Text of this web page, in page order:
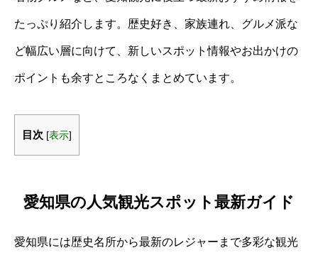
たっぷり紹介します。歴史好き、家族連れ、グルメ派な
ど幅広い層に向けて、新しいスポット情報やお出かけの
ポイントも余すところなくまとめています。
目次 [表示]
愛知県の人気観光スポット最新ガイド
愛知県には歴史名所から最新のレジャーまで多彩な観光